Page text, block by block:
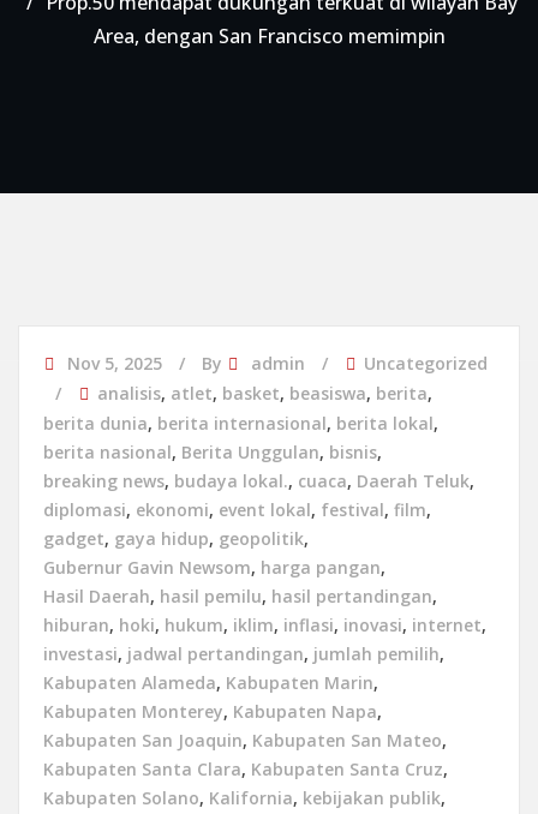
Area, dengan San Francisco memimpin
Nov 5, 2025 By admin
Uncategorized
analisis, atlet, basket, beasiswa, berita,
berita dunia, berita internasional, berita lokal,
berita nasional, Berita Unggulan, bisnis,
breaking news, budaya lokal., cuaca, Daerah Teluk,
diplomasi, ekonomi, event lokal, festival, film,
gadget, gaya hidup, geopolitik,
Gubernur Gavin Newsom, harga pangan,
Hasil Daerah, hasil pemilu, hasil pertandingan,
hiburan, hoki, hukum, iklim, inflasi, inovasi, internet,
investasi, jadwal pertandingan, jumlah pemilih,
Kabupaten Alameda, Kabupaten Marin,
Kabupaten Monterey, Kabupaten Napa,
Kabupaten San Joaquin, Kabupaten San Mateo,
Kabupaten Santa Clara, Kabupaten Santa Cruz,
Kabupaten Solano, Kalifornia, kebijakan publik,